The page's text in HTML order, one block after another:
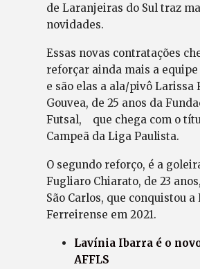
de Laranjeiras do Sul traz
novidades.
Essas novas contratações
reforçar ainda mais a equipe
e são elas a ala/pivô Larissa
Gouvea, de 25 anos da
Futsal, que chega com o
Campeã da Liga Paulista.
O segundo reforço, é a
Fugliaro Chiarato, de 23
São Carlos, que conquistou a
Ferreirense em 2021.
Lavínia Ibarra é o
AFFLS